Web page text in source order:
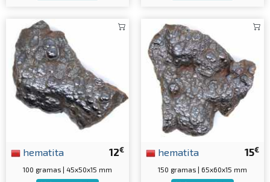
12€
hematita
100 gramas | 45x50x15 mm
15€
hematita
150 gramas | 65x60x15 mm